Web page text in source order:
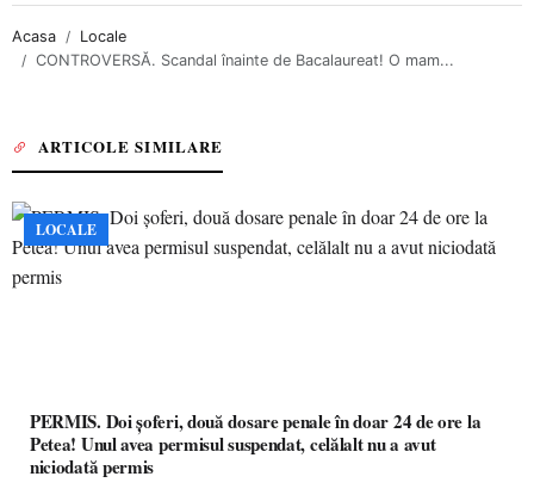
Acasa
Locale
CONTROVERSĂ. Scandal înainte de Bacalaureat! O mam...
ARTICOLE SIMILARE
LOCALE
PERMIS. Doi șoferi, două dosare penale în doar 24 de ore la
Petea! Unul avea permisul suspendat, celălalt nu a avut
niciodată permis